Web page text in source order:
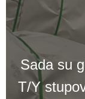
Sada su
T/Y